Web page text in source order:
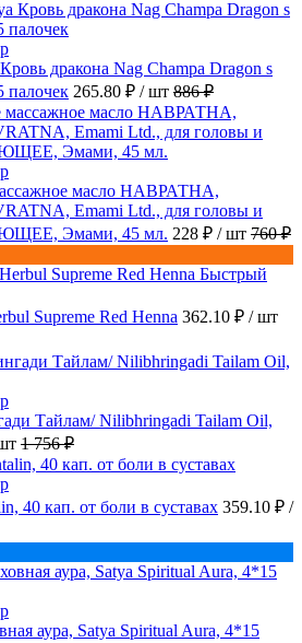
дракона Nag Champa Dragon s
палочек 265.80 ₽ / шт 886 ₽
масло НАВРАТНА,
Emami Ltd., для головы и
Эмами, 45 мл. 228 ₽ / шт 760 ₽
Быстрый
Supreme Red Henna 362.10 ₽ / шт
Тайлам/ Nilibhringadi Tailam Oil,
1 756 ₽
40 кап. от боли в суставах 359.10 ₽ /
аура, Satya Spiritual Aura, 4*15